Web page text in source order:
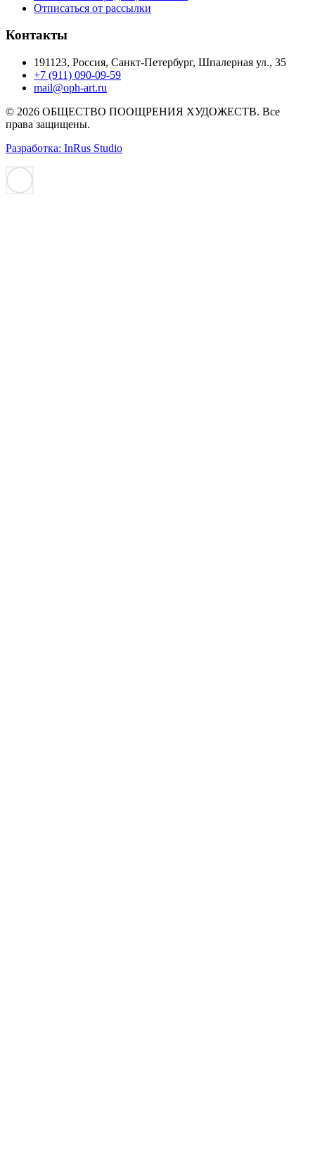
Отписаться от рассылки
Контакты
191123, Россия, Санкт-Петербург, Шпалерная ул., 35
+7 (911) 090-09-59
mail@oph-art.ru
© 2026 ОБЩЕСТВО ПООЩРЕНИЯ ХУДОЖЕСТВ. Все
права защищены.
Разработка: InRus Studio